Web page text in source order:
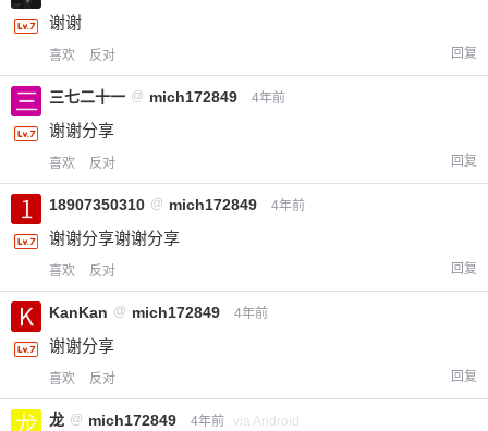
谢谢
喜欢 反对 回复
三七二十一 @ mich172849 4年前
谢谢分享
喜欢 反对 回复
18907350310 @ mich172849 4年前
谢谢分享谢谢分享
喜欢 反对 回复
KanKan @ mich172849 4年前
谢谢分享
喜欢 反对 回复
龙 @ mich172849 4年前 via Android